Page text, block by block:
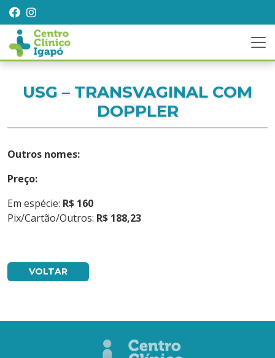
USG – TRANSVAGINAL COM
DOPPLER
Outros nomes:
Preço:
Em espécie: R$ 160
Pix/Cartão/Outros: R$ 188,23
VOLTAR